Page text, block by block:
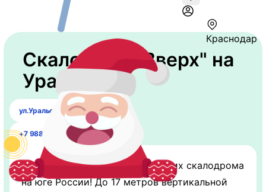
Краснодар
​Скалодром "Вверх" на
Уральской
ул.Уральская 98/11​
+7 988 520-80-20
«Вверх» – это два самых больших скалодрома
на юге России! До 17 метров вертикальной